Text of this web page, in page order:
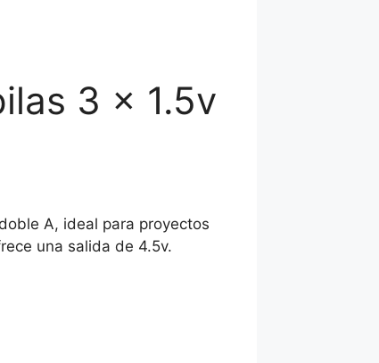
3 x 1.5v
A, ideal para proyectos
una salida de 4.5v.